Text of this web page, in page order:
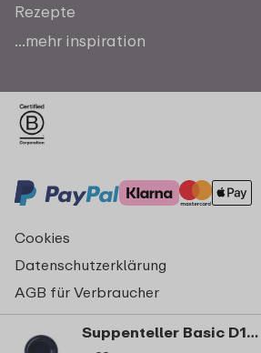
Suppenteller Basic D195 - Ocean blue
Rezepte
...mehr inspiration
Cookies
Datenschutzerklärung
AGB für Verbraucher
Impressum
© Copyright 2026 Mepal